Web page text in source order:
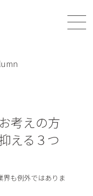
考えの方
える３つ
も例外ではありま